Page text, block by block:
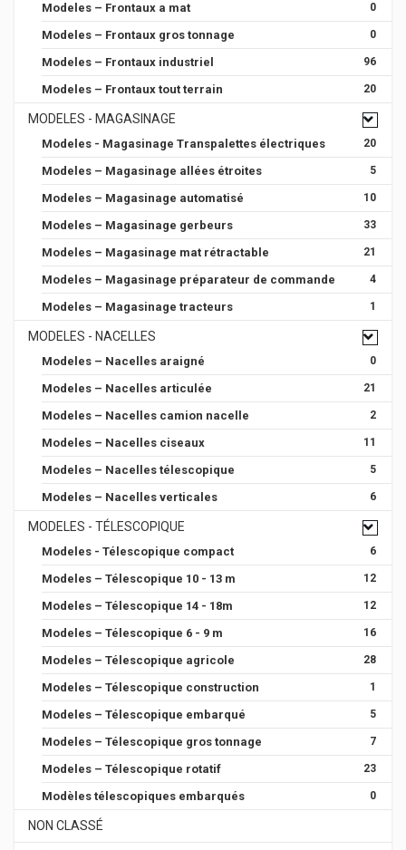
Modeles – Frontaux a mat 0
Modeles – Frontaux gros tonnage 0
Modeles – Frontaux industriel 96
Modeles – Frontaux tout terrain 20
MODELES - MAGASINAGE
Modeles - Magasinage Transpalettes électriques 20
Modeles – Magasinage allées étroites 5
Modeles – Magasinage automatisé 10
Modeles – Magasinage gerbeurs 33
Modeles – Magasinage mat rétractable 21
Modeles – Magasinage préparateur de commande 4
Modeles – Magasinage tracteurs 1
MODELES - NACELLES
Modeles – Nacelles araigné 0
Modeles – Nacelles articulée 21
Modeles – Nacelles camion nacelle 2
Modeles – Nacelles ciseaux 11
Modeles – Nacelles télescopique 5
Modeles – Nacelles verticales 6
MODELES - TÉLESCOPIQUE
Modeles - Télescopique compact 6
Modeles – Télescopique 10 - 13 m 12
Modeles – Télescopique 14 - 18m 12
Modeles – Télescopique 6 - 9 m 16
Modeles – Télescopique agricole 28
Modeles – Télescopique construction 1
Modeles – Télescopique embarqué 5
Modeles – Télescopique gros tonnage 7
Modeles – Télescopique rotatif 23
Modèles télescopiques embarqués 0
NON CLASSÉ